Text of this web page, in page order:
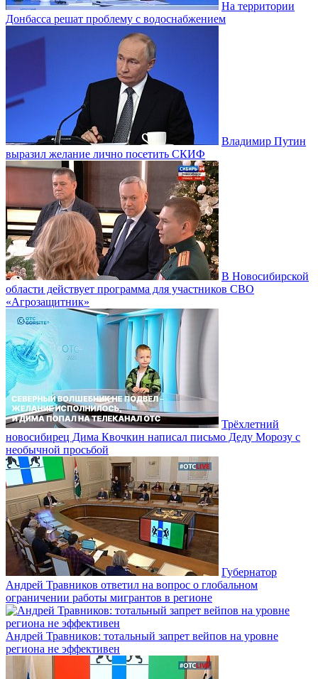
На территории
Донбасса решат проблему с водоснабжением
Владимир Путин
выразил желание лично посетить СКИФ
В Новосибирской
области действует программа для участников СВО
«Агрозащитник»
Трёхлетний
новосибирец Дима Квочкин написал письмо Деду Морозу с
необычной просьбой
Губернатор
Андрей Травников ответил на вопрос о глобальном
ограничении работы мигрантов в регионе
Андрей Травников: тотальный запрет вейпов на уровне
региона не эффективен